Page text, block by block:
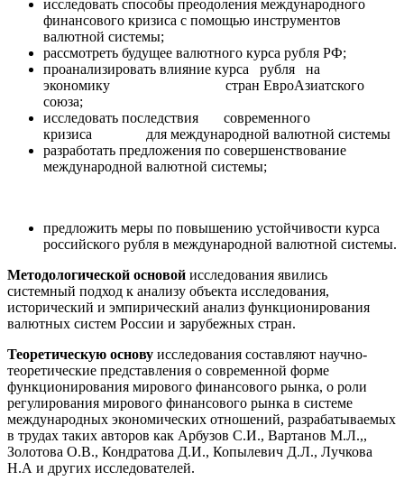
исследовать способы преодоления международного
финансового кризиса с помощью инструментов
валютной системы;
рассмотреть будущее валютного курса рубля РФ;
проанализировать влияние курса рубля на
экономику стран ЕвроАзиатского
союза;
исследовать последствия современного
кризиса для международной валютной системы
разработать предложения по совершенствование
международной валютной системы;
предложить меры по повышению устойчивости курса
российского рубля в международной валютной системы.
Методологической основой исследования явились
системный подход к анализу объекта исследования,
исторический и эмпирический анализ функционирования
валютных систем России и зарубежных стран.
Теоретическую основу исследования составляют научно-
теоретические представления о современной форме
функционирования мирового финансового рынка, о роли
регулирования мирового финансового рынка в системе
международных экономических отношений, разрабатываемых
в трудах таких авторов как Арбузов С.И., Вартанов М.Л.,,
Золотова О.В., Кондратова Д.И., Копылевич Д.Л., Лучкова
Н.А и других исследователей.